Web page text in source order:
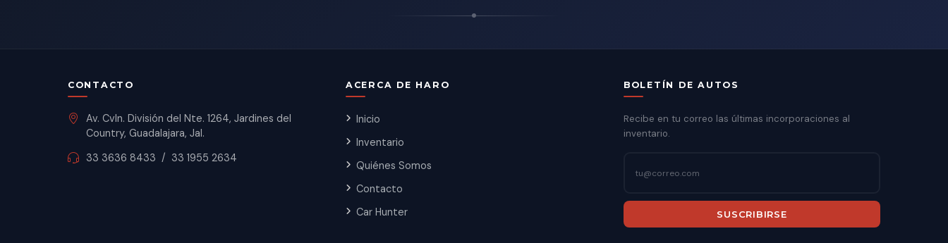
CONTACTO
Av. Cvln. División del Nte. 1264, Jardines del
Country, Guadalajara, Jal.
33 3636 8433 / 33 1955 2634
ACERCA DE HARO
Inicio
Inventario
Quiénes Somos
Contacto
Car Hunter
BOLETÍN DE AUTOS
Recibe en tu correo las últimas incorporaciones al
inventario.
SUSCRIBIRSE